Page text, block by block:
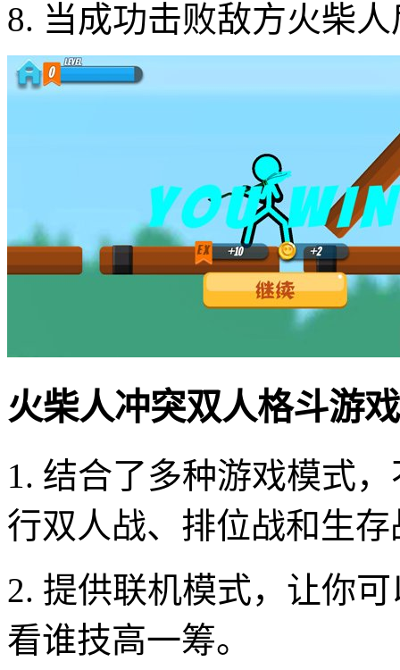
8. 当成功击败敌方火柴
火柴人冲突双人格斗游
1. 结合了多种游戏模式
行双人战、排位战和生
2. 提供联机模式，让你
看谁技高一筹。